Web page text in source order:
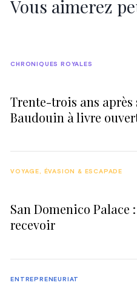
Vous aimerez
Trente-trois ans après
Baudouin à livre
CHRONIQUES ROYALES
San Domenico Palace
recevoir
VOYAGE, ÉVASION & ESCAPADE
ENTREPRENEURIAT